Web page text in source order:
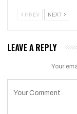
PREV NEXT
LEAVE A REPLY
Your